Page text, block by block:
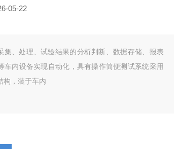
05-22
集、处理、试验结果的分析判断、数据存储、报表
车内设备实现自动化，具有操作简便测试系统采用
构，装于车内